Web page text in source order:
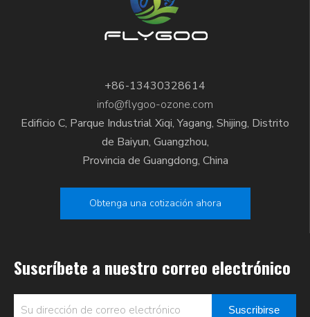
+86-13430328614
info@flygoo-ozone.com
Edificio C, Parque Industrial Xiqi, Yagang, Shijing, Distrito
de Baiyun, Guangzhou,
Provincia de Guangdong, China
Obtenga una cotización ahora
Suscríbete a nuestro correo electrónico
Suscribirse